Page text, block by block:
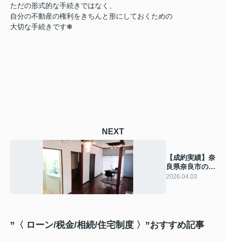
ただの形式的な手続きではなく、
自分の不動産の権利をきちんと形にしておくための
大切な手続きです❋
NEXT
【成約実績】奈
良県奈良市のオ
ーナーチェンジ
2026.04.03
”〈 ローン/税金/相続/住宅制度 〉”おすすめ記事